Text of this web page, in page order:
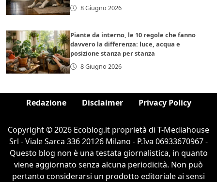
8 Giugno 2026
Piante da interno, le 10 regole che fanno
davvero la differenza: luce, acqua e
posizione stanza per stanza
8 Giugno 2026
Redazione Disclaimer Privacy Policy
Copyright © 2026 Ecoblog.it proprietà di T-Mediahouse
Srl - Viale Sarca 336 20126 Milano - P.Iva 06933670967 -
Questo blog non è una testata giornalistica, in quanto
viene aggiornato senza alcuna periodicità. Non può
pertanto considerarsi un prodotto editoriale ai sensi